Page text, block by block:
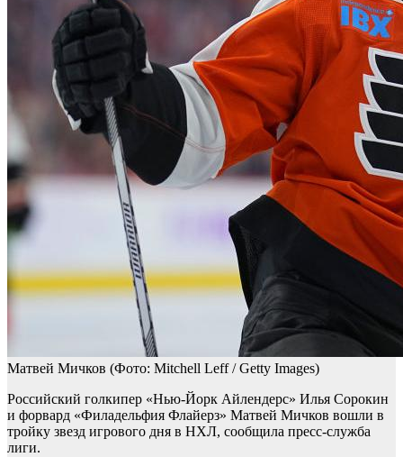
Матвей Мичков (Фото: Mitchell Leff / Getty Images)
Российский голкипер «Нью-Йорк Айлендерс» Илья Сорокин
и форвард «Филадельфия Флайерз» Матвей Мичков вошли в
тройку звезд игрового дня в НХЛ, сообщила пресс-служба
лиги.